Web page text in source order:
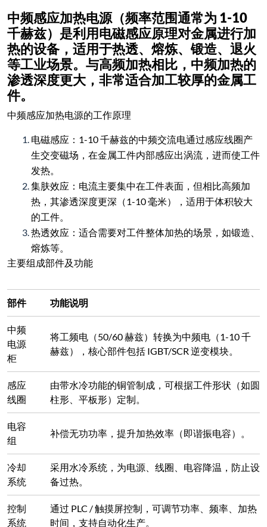
中频感应加热电源（频率范围通常为 1-10
千赫兹）是利用电磁感应原理对金属进行加
热的设备，适用于热透、熔炼、锻造、退火
等工业场景。与高频加热相比，中频加热的
渗透深度更大，非常适合加工较厚的金属工
件。
中频感应加热电源的工作原理
电磁感应：1-10 千赫兹的中频交流电通过感应线圈产
生交变磁场，在金属工件内部感应出涡流，进而使工件
发热。
集肤效应：电流主要集中在工件表面，但相比高频加
热，其渗透深度更深（1-10 毫米），适用于体积较大
的工件。
热透效应：适合需要对工件整体加热的场景，如锻造、
熔炼等。
主要组成部件及功能
部件 功能说明
中频
电源
柜
将工频电（50/60 赫兹）转换为中频电（1-10 千
赫兹），核心部件包括 IGBT/SCR 逆变模块。
感应
线圈
由带水冷功能的铜管制成，可根据工件形状（如圆
柱形、平板形）定制。
电容
组
补偿无功功率，提升加热效率（即谐振电容）。
冷却
系统
采用水冷系统，为电源、线圈、电容降温，防止设
备过热。
控制
系统
通过 PLC / 触摸屏控制，可调节功率、频率、加热
时间，支持自动化生产。